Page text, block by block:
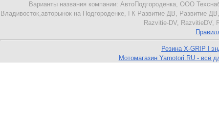
Варианты названия компании: АвтоПодгороденка, ООО
Владивосток,авторынок на Подгороденке, ГК Развитие ДВ,
Razvitie-DV, RazvitieDV,
Резина X-GRIP |
Мотомагазин Yamotori.RU - всё